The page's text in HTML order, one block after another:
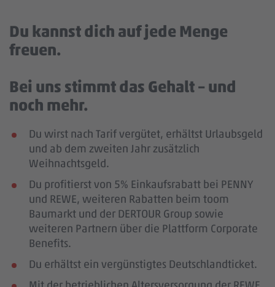
Du kannst dich auf jede Menge
freuen.
Bei uns stimmt das Gehalt – und
noch mehr.
Du wirst nach Tarif vergütet, erhältst Urlaubsgeld
und ab dem zweiten Jahr zusätzlich
Weihnachtsgeld.
Du profitierst von 5% Einkaufsrabatt bei PENNY
und REWE, weiteren Rabatten beim toom
Baumarkt und der DERTOUR Group sowie
weiteren Partnern über die Plattform Corporate
Benefits.
Du erhältst ein vergünstigtes Deutschlandticket.